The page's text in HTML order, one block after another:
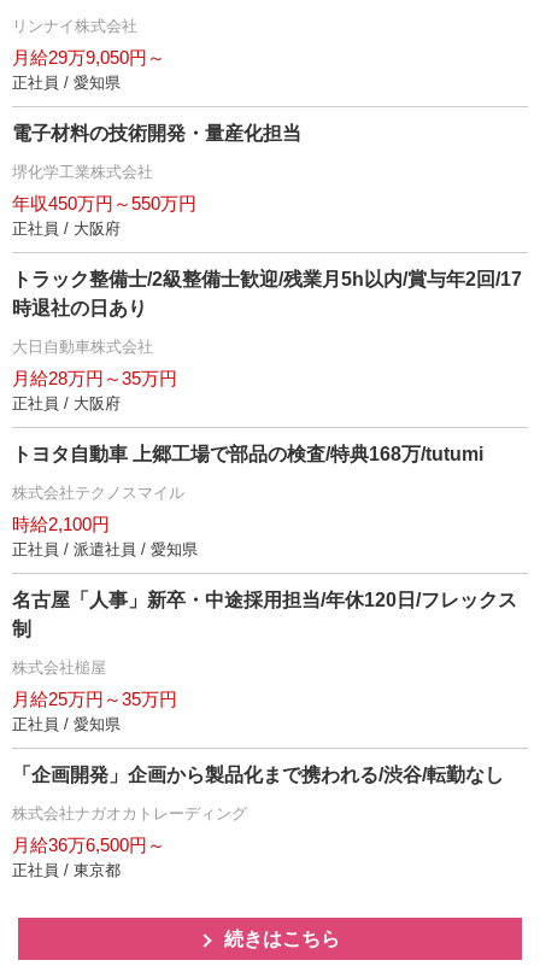
リンナイ株式会社
月給29万9,050円～
正社員 / 愛知県
電子材料の技術開発・量産化担当
堺化学工業株式会社
年収450万円～550万円
正社員 / 大阪府
トラック整備士/2級整備士歓迎/残業月5h以内/賞与年2回/17
時退社の日あり
大日自動車株式会社
月給28万円～35万円
正社員 / 大阪府
トヨタ自動車 上郷工場で部品の検査/特典168万/tutumi
株式会社テクノスマイル
時給2,100円
正社員 / 派遣社員 / 愛知県
名古屋「人事」新卒・中途採用担当/年休120日/フレックス
制
株式会社槌屋
月給25万円～35万円
正社員 / 愛知県
「企画開発」企画から製品化まで携われる/渋谷/転勤なし
株式会社ナガオカトレーディング
月給36万6,500円～
正社員 / 東京都
続きはこちら